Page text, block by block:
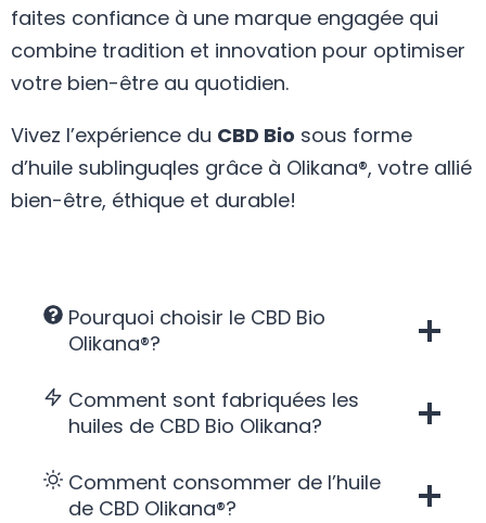
faites confiance à une marque engagée qui
combine tradition et innovation pour optimiser
votre bien-être au quotidien.
Vivez l’expérience du CBD Bio sous forme
d’huile sublinguqles grâce à Olikana®, votre allié
bien-être, éthique et durable!
Pourquoi choisir le CBD Bio
Olikana®?
Comment sont fabriquées les
huiles de CBD Bio Olikana?
Comment consommer de l’huile
de CBD Olikana®?